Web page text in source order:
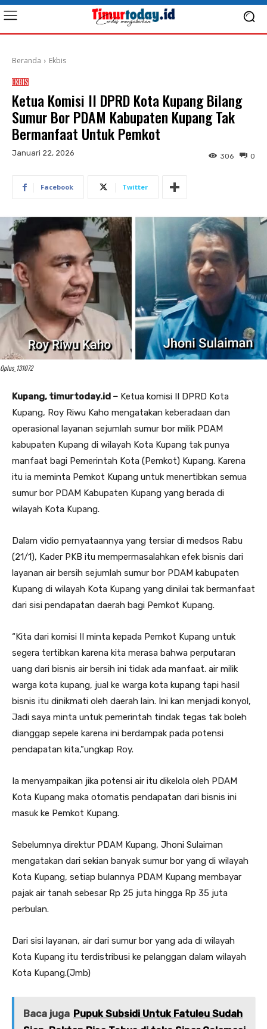
Beranda Ekbis
EKBIS
Ketua Komisi II DPRD Kota Kupang Bilang
Sumur Bor PDAM Kabupaten Kupang Tak
Bermanfaat Untuk Pemkot
Januari 22, 2026 0
306
Facebook Twitter
Oplus_131072
Kupang, timurtoday.id – Ketua komisi II DPRD Kota
Kupang, Roy Riwu Kaho mengatakan keberadaan dan
operasional layanan sejumlah sumur bor milik PDAM
kabupaten Kupang di wilayah Kota Kupang tak punya
manfaat bagi Pemerintah Kota (Pemkot) Kupang. Karena
itu ia meminta Pemkot Kupang untuk menertibkan semua
sumur bor PDAM Kabupaten Kupang yang berada di
wilayah Kota Kupang.
Dalam vidio pernyataannya yang tersiar di medsos Rabu
(21/1), Kader PKB itu mempermasalahkan efek bisnis dari
layanan air bersih sejumlah sumur bor PDAM kabupaten
Kupang di wilayah Kota Kupang yang dinilai tak bermanfaat
dari sisi pendapatan daerah bagi Pemkot Kupang.
“Kita dari komisi II minta kepada Pemkot Kupang untuk
segera tertibkan karena kita merasa bahwa perputaran
uang dari bisnis air bersih ini tidak ada manfaat. air milik
warga kota kupang, jual ke warga kota kupang tapi hasil
bisnis itu dinikmati oleh daerah lain. Ini kan menjadi konyol,
Jadi saya minta untuk pemerintah tindak tegas tak boleh
dianggap sepele karena ini berdampak pada potensi
pendapatan kita,”ungkap Roy.
Ia menyampaikan jika potensi air itu dikelola oleh PDAM
Kota Kupang maka otomatis pendapatan dari bisnis ini
masuk ke Pemkot Kupang.
Sebelumnya direktur PDAM Kupang, Jhoni Sulaiman
mengatakan dari sekian banyak sumur bor yang di wilayah
Kota Kupang, setiap bulannya PDAM Kupang membayar
pajak air tanah sebesar Rp 25 juta hingga Rp 35 juta
perbulan.
Dari sisi layanan, air dari sumur bor yang ada di wilayah
Kota Kupang itu terdistribusi ke pelanggan dalam wilayah
Kota Kupang.(Jmb)
Baca juga Pupuk Subsidi Untuk Fatuleu Sudah